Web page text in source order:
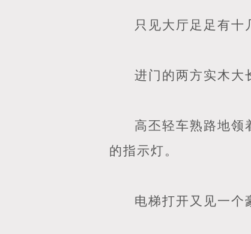
只见大厅足足有十
进门的两方实木大
高丕轻车熟路地领
的指示灯。
电梯打开又见一个